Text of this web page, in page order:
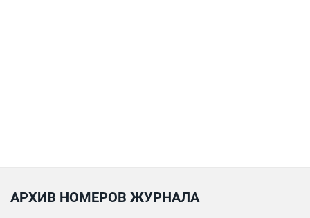
АРХИВ НОМЕРОВ ЖУРНАЛА